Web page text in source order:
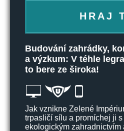
HRAJ
Budování zahrádky,
a výzkum: V téhle
to bere ze široka!
Jak vznikne Zelené
trpasličí sílu a promíchej ji
ekologickým zahradnictvím